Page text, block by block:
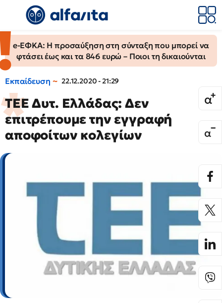
e-ΕΦΚΑ: Η προσαύξηση στη σύνταξη που μπορεί να
φτάσει έως και τα 846 ευρώ – Ποιοι τη δικαιούνται
Εκπαίδευση 22.12.2020 - 21:29
ΤΕΕ Δυτ. Ελλάδας: Δεν
επιτρέπουμε την εγγραφή
αποφοίτων κολεγίων